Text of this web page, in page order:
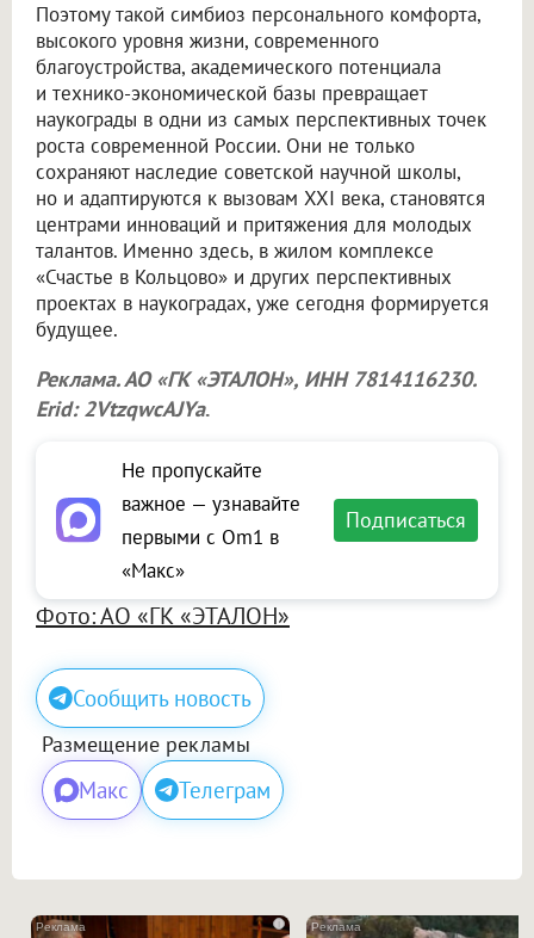
Поэтому такой симбиоз персонального комфорта,
высокого уровня жизни, современного
благоустройства, академического потенциала
и технико-экономической базы превращает
наукограды в одни из самых перспективных точек
роста современной России. Они не только
сохраняют наследие советской научной школы,
но и адаптируются к вызовам XXI века, становятся
центрами инноваций и притяжения для молодых
талантов. Именно здесь, в жилом комплексе
«Счастье в Кольцово» и других перспективных
проектах в наукоградах, уже сегодня формируется
будущее.
Реклама. АО «ГК «ЭТАЛОН», ИНН 7814116230.
Erid: 2VtzqwcAJYa.
Не пропускайте
важное — узнавайте
первыми с Om1 в
«Макс»
Подписаться
Фото: АО «ГК «ЭТАЛОН»
Сообщить новость
Размещение рекламы
Макс Телеграм
i